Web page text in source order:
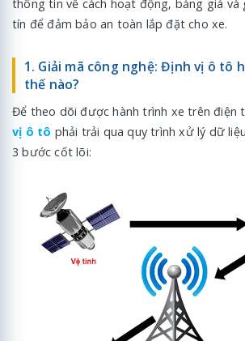
thông tin về cách hoạt động, bảng giá và
tín để đảm bảo an toàn lắp đặt cho xe.
1. Giải mã công nghệ: Định vị ô tô
thế nào?
Để theo dõi được hành trình xe trên điện
vị ô tô phải trải qua quy trình xử lý dữ
3 bước cốt lõi: